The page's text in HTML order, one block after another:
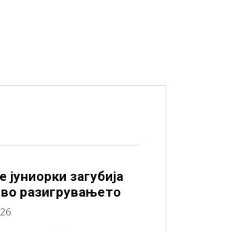
загубија
разигрувањето